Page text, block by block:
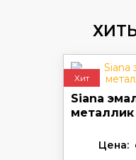
Хит
Siana
металлик
Цена: